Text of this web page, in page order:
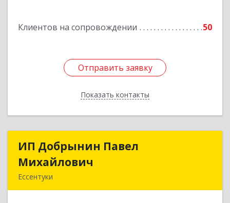
Клиентов на сопровождении 50
Отправить заявку
Показать контакты
Отправить заявку
Назад
ИП Добрынин Павел
Михайлович
Ессентуки
ИП Добрынин Павел